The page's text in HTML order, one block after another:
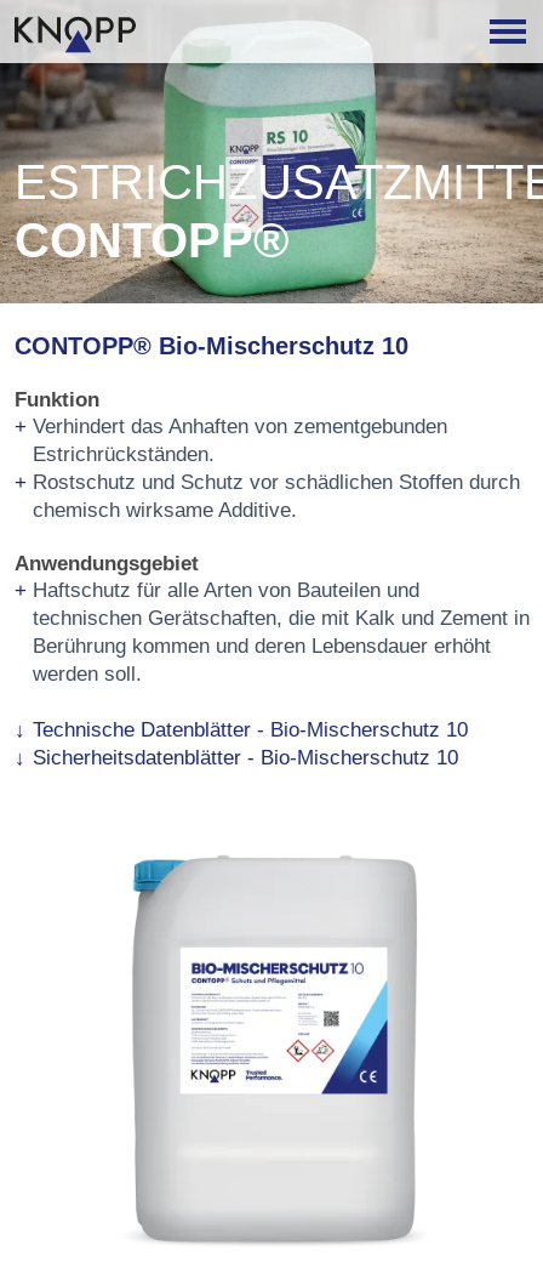
CONTOPP®
CONTOPP® Bio-Mischerschutz 10
Funktion
Verhindert das Anhaften von zementgebunden
Estrichrückständen.
Rostschutz und Schutz vor schädlichen Stoffen durch
chemisch wirksame Additive.
Anwendungsgebiet
Haftschutz für alle Arten von Bauteilen und
technischen Gerätschaften, die mit Kalk und Zement in
Berührung kommen und deren Lebensdauer erhöht
werden soll.
Technische Datenblätter - Bio-Mischerschutz 10
Sicherheitsdatenblätter - Bio-Mischerschutz 10